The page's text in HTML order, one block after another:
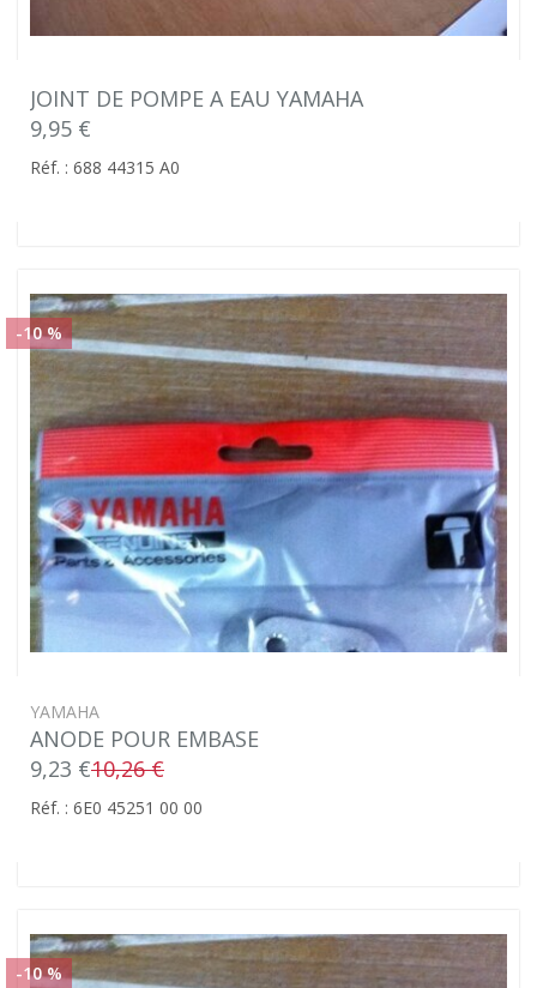
JOINT DE POMPE A EAU YAMAHA
9,95 €
Réf. : 688 44315 A0
-10 %
YAMAHA
ANODE POUR EMBASE
9,23 €10,26 €
Réf. : 6E0 45251 00 00
-10 %